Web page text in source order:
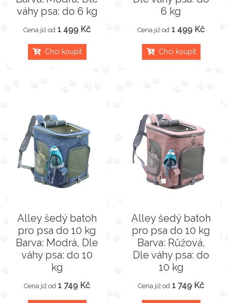
váhy psa: do 6 kg
Cena již od 1 499 Kč
Chci koupit
6 kg
Cena již od 1 499 Kč
Chci koupit
Alley šedý batoh
pro psa do 10 kg
Barva: Modrá, Dle
váhy psa: do 10
kg
Cena již od 1 749 Kč
Alley šedý batoh
pro psa do 10 kg
Barva: Růžová,
Dle váhy psa: do
10 kg
Cena již od 1 749 Kč